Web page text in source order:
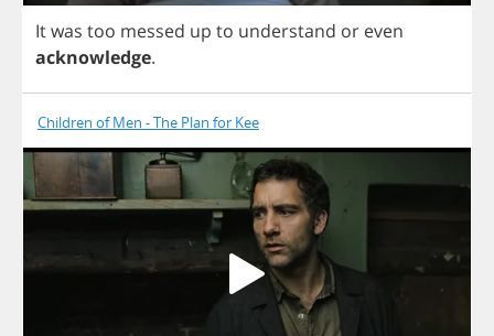
Itwas too messed up to understand or even
acknowledge.
Children of Men - The Plan for Kee